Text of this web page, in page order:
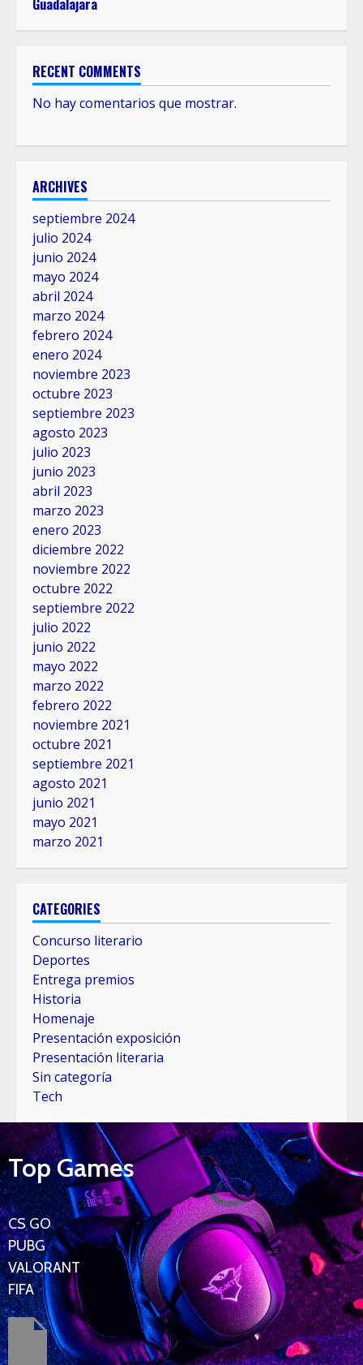
Guadalajara
RECENT COMMENTS
No hay comentarios que mostrar.
ARCHIVES
septiembre 2024
julio 2024
junio 2024
mayo 2024
abril 2024
marzo 2024
febrero 2024
enero 2024
noviembre 2023
octubre 2023
septiembre 2023
agosto 2023
julio 2023
junio 2023
abril 2023
marzo 2023
enero 2023
diciembre 2022
noviembre 2022
octubre 2022
septiembre 2022
julio 2022
junio 2022
mayo 2022
marzo 2022
febrero 2022
noviembre 2021
octubre 2021
septiembre 2021
agosto 2021
junio 2021
mayo 2021
marzo 2021
CATEGORIES
Concurso literario
Deportes
Entrega premios
Historia
Homenaje
Presentación exposición
Presentación literaria
Sin categoría
Tech
Top Games
CS GO
PUBG
VALORANT
FIFA